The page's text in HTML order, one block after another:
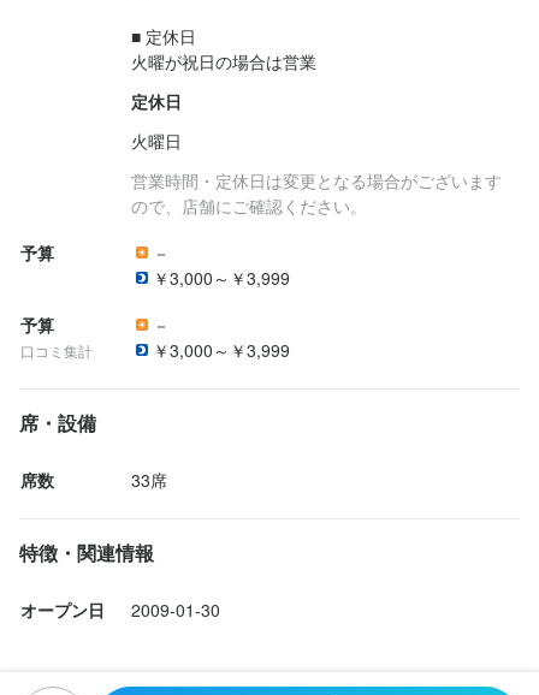
■ 定休日
火曜が祝日の場合は営業
定休日
火曜日
営業時間・定休日は変更となる場合がございます
ので、店舗にご確認ください。
予算
－
￥3,000～￥3,999
予算
口コミ集計
－
￥3,000～￥3,999
席・設備
席数 33席
特徴・関連情報
オープン日 2009-01-30